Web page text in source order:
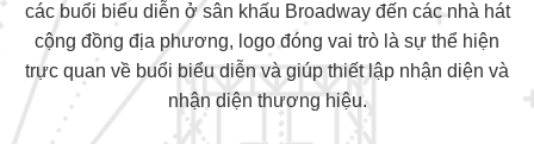
các buổi biểu diễn ở sân khấu Broadway đến các nhà hát
cộng đồng địa phương, logo đóng vai trò là sự thể hiện
trực quan về buổi biểu diễn và giúp thiết lập nhận diện và
nhận diện thương hiệu.